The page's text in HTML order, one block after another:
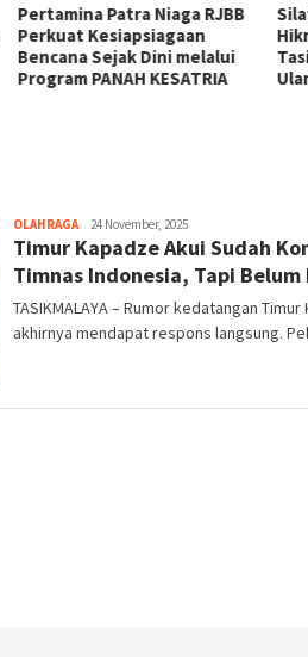
Pertamina Patra Niaga RJBB
Perkuat Kesiapsiagaan
Bencana Sejak Dini melalui
Program PANAH KESATRIA
OLAHRAGATim
Redaksi
24 November, 2025
Timur Kapadze Akui Sudah
Timnas Indonesia, Tapi Belum
TASIKMALAYA – Rumor kedatangan
akhirnya mendapat respons langsung.